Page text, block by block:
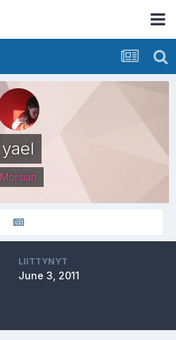
yael
Morsian
LIITTYNYT
June 3, 2011